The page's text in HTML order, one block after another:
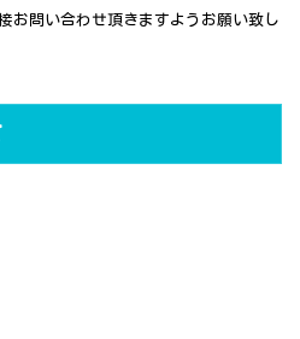
お問い合わせ頂きますようお願い致し